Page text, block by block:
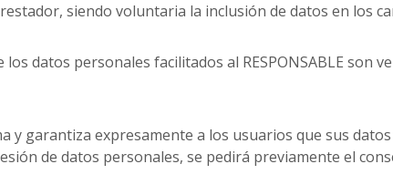
siendo voluntaria la inclusión de datos en los
datos personales facilitados al RESPONSABLE son
y garantiza expresamente a los usuarios que sus
de datos personales, se pedirá previamente el